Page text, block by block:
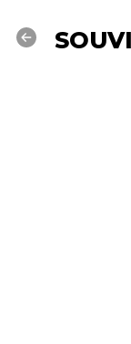
Previous